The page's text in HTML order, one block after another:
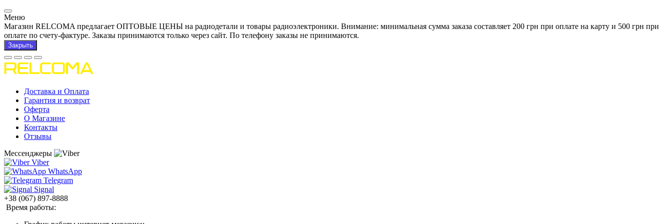
Меню
Магазин RELCOMA предлагает ОПТОВЫЕ ЦЕНЫ на радиодетали и товары радиоэлектроники. Внимание: минимальная сумма заказа составляет 200 грн при оплате на карту и 500 грн при
оплате по счету-фактуре. Заказы принимаются только через сайт. По телефону заказы не принимаются.
Закрыть
Доставка и Оплата
Гарантия и возврат
Оферта
О Магазине
Контакты
Отзывы
Мессенджеры
Viber
WhatsApp
Telegram
Signal
+38 (067) 897-8888
Время работы: